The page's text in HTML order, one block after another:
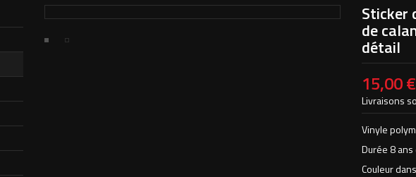
Sticker
de
détail
15,00 €
Livraisons
Vinyle
Durée 8
Couleur